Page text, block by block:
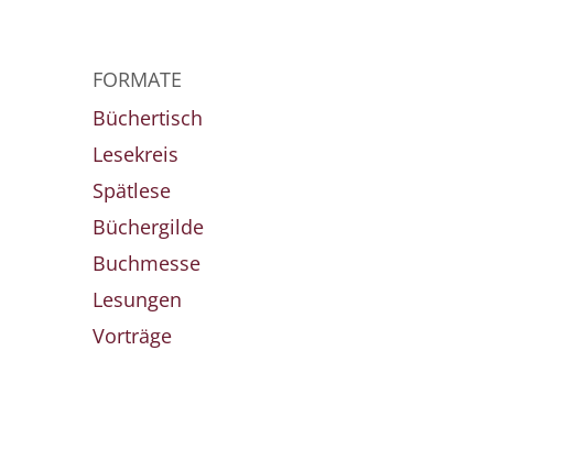
FORMATE
Büchertisch
Lesekreis
Spätlese
Büchergilde
Buchmesse
Lesungen
Vorträge